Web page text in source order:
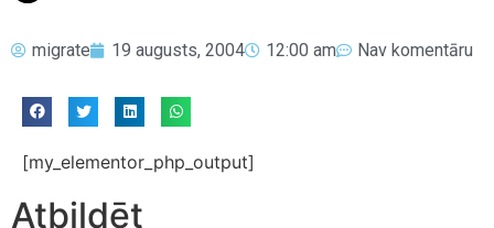
migrate 19 augusts, 2004 12:00 am Nav komentāru
[my_elementor_php_output]
Atbildēt